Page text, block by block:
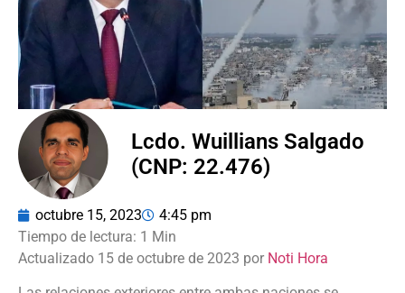
Lcdo. Wuillians Salgado
(CNP: 22.476)
octubre 15, 2023 4:45 pm
Actualizado 15 de octubre de 2023 por Noti Hora